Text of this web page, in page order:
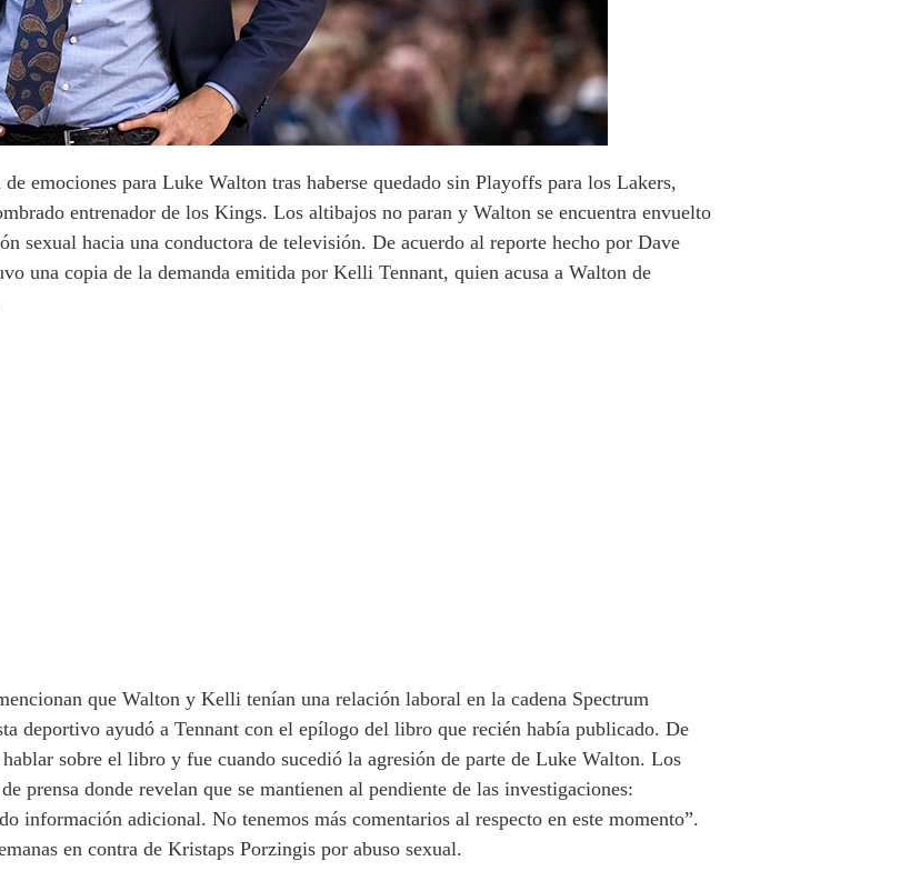
emociones para Luke Walton tras haberse quedado sin Playoffs para los Lakers,
entrenador de los Kings. Los altibajos no paran y Walton se encuentra envuelto
sexual hacia una conductora de televisión. De acuerdo al reporte hecho por Dave
una copia de la demanda emitida por Kelli Tennant, quien acusa a Walton de
que Walton y Kelli tenían una relación laboral en la cadena Spectrum
deportivo ayudó a Tennant con el epílogo del libro que recién había publicado. De
sobre el libro y fue cuando sucedió la agresión de parte de Luke Walton. Los
prensa donde revelan que se mantienen al pendiente de las investigaciones:
información adicional. No tenemos más comentarios al respecto en este momento”.
en contra de Kristaps Porzingis por abuso sexual.